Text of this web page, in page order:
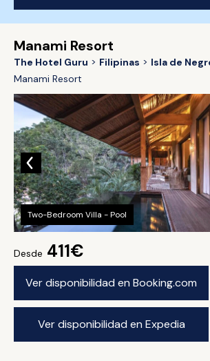
Manami Resort
The Hotel Guru Filipinas
Isla de
Manami Resort
Desde 411€
Ver disponibilidad en Booking.com
Ver disponibilidad en Expedia
Two-Bedroom Villa - Pool